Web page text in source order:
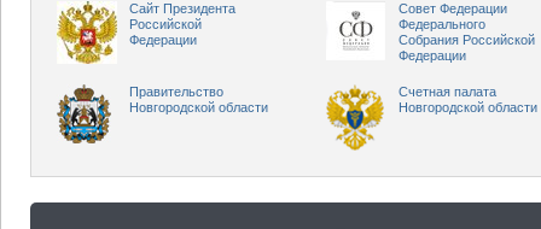
Сайт Президента
Российской
Федерации
Совет Федерации
Федерального
Собрания Российской
Федерации
Правительство
Новгородской области
Счетная палата
Новгородской области